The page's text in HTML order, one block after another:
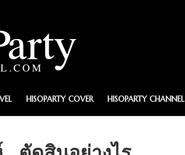
HISOPARTY COVER HISOPARTY CHANNEL